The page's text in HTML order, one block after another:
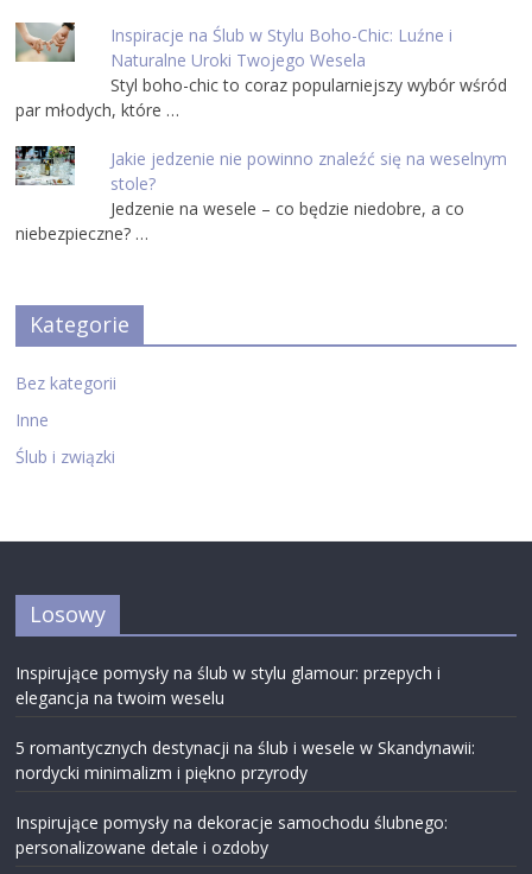
Inspiracje na Ślub w Stylu Boho-Chic: Luźne i
Naturalne Uroki Twojego Wesela
Styl boho-chic to coraz popularniejszy wybór wśród
par młodych, które …
Jakie jedzenie nie powinno znaleźć się na weselnym
stole?
Jedzenie na wesele – co będzie niedobre, a co
niebezpieczne? …
Kategorie
Bez kategorii
Inne
Ślub i związki
Losowy
Inspirujące pomysły na ślub w stylu glamour: przepych i
elegancja na twoim weselu
5 romantycznych destynacji na ślub i wesele w Skandynawii:
nordycki minimalizm i piękno przyrody
Inspirujące pomysły na dekoracje samochodu ślubnego:
personalizowane detale i ozdoby